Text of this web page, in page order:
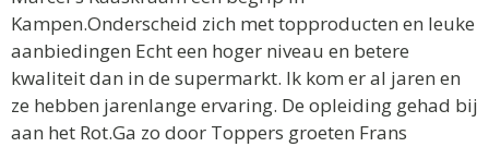
Kampen.Onderscheid zich met topproducten en leuke
aanbiedingen Echt een hoger niveau en betere
kwaliteit dan in de supermarkt. Ik kom er al jaren en
ze hebben jarenlange ervaring. De opleiding gehad bij
aan het Rot.Ga zo door Toppers groeten Frans